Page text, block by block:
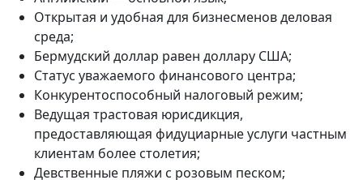
Открытая и удобная для бизнесменов деловая
среда;
Бермудский доллар равен доллару США;
Статус уважаемого финансового центра;
Конкурентоспособный налоговый режим;
Ведущая трастовая юрисдикция,
предоставляющая фидуциарные услуги частным
клиентам более столетия;
Девственные пляжи с розовым песком;